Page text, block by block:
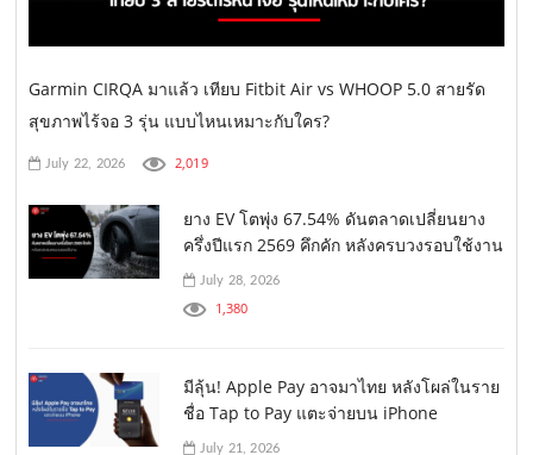
Garmin CIRQA มาแล้ว เทียบ Fitbit Air vs WHOOP 5.0 สายรัด
สุขภาพไร้จอ 3 รุ่น แบบไหนเหมาะกับใคร?
July 22, 2026 2,019
ยาง EV โตพุ่ง 67.54% ดันตลาดเปลี่ยนยาง
ครึ่งปีแรก 2569 คึกคัก หลังครบวงรอบใช้งาน
July 28, 2026
1,380
มีลุ้น! Apple Pay อาจมาไทย หลังโผล่ในราย
ชื่อ Tap to Pay แตะจ่ายบน iPhone
July 21, 2026